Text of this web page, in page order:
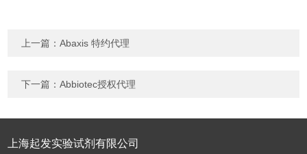
上一篇：Abaxis 特约代理
下一篇：Abbiotec授权代理
上海起发实验试剂有限公司